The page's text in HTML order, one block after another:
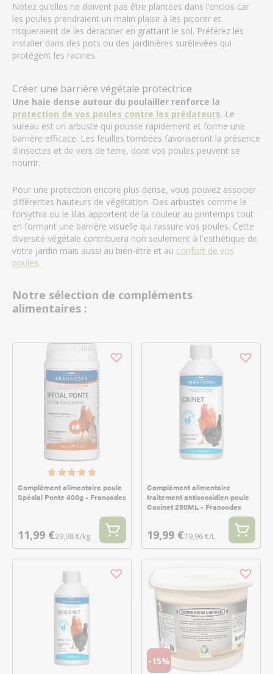
Notez qu’elles ne doivent pas être plantées dans l’enclos car
les poules prendraient un malin plaisir à les picorer et
risqueraient de les déraciner en grattant le sol. Préférez les
installer dans des pots ou des jardinières surélevées qui
protègent les racines.
Créer une barrière végétale protectrice
Une haie dense autour du poulailler renforce la
protection de vos poules contre les prédateurs. Le
sureau est un arbuste qui pousse rapidement et forme une
barrière efficace. Les feuilles tombées favoriseront la présence
d'insectes et de vers de terre, dont vos poules peuvent se
nourrir.
Pour une protection encore plus dense, vous pouvez associer
différentes hauteurs de végétation. Des arbustes comme le
forsythia ou le lilas apportent de la couleur au printemps tout
en formant une barrière visuelle qui rassure vos poules. Cette
diversité végétale contribuera non seulement à l'esthétique de
votre jardin mais aussi au bien-être et au confort de vos
poules.
Notre sélection de compléments
alimentaires :
Complément alimentaire poule
Spécial Ponte 400g - Francodex
11,99 €29,98 €/kg
Complément alimentaire
traitement anticoccidien poule
Coxinet 250ML - Francodex
19,99 €79,96 €/L
-15%